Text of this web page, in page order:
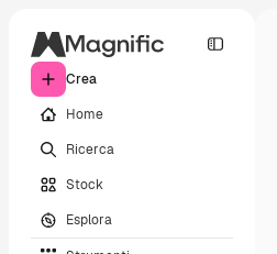
Crea
Home
Ricerca
Stock
Esplora